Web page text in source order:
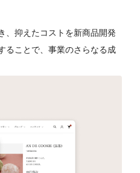
、抑えたコストを新商品開発
ることで、事業のさらなる成